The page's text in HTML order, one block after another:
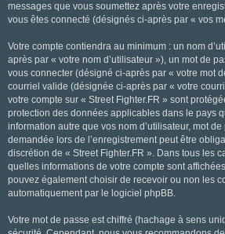
messages que vous soumettez après votre
vous êtes connecté (désignés ci-après par « vos
Votre compte contiendra au minimum : un nom
après par « votre nom d’utilisateur »), un mot de
vous connecter (désigné ci-après par « votre mot
courriel valide (désignée ci-après par « votre
votre compte sur « Street Fighter.FR » sont
protection des données applicables dans le pays
information autre que vos nom d’utilisateur, mot
demandée lors de l’enregistrement peut être
discrétion de « Street Fighter.FR ». Dans tous les
quelles informations de votre compte sont
pouvez également choisir de recevoir ou non les
automatiquement par le logiciel phpBB.
Votre mot de passe est chiffré (hachage à sens